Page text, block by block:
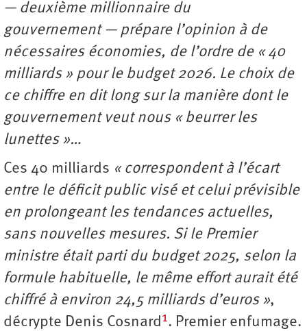
— deuxième millionnaire du
gouvernement — prépare l’opinion à de
nécessaires économies, de l’ordre de « 40
milliards » pour le budget 2026. Le choix de
ce chiffre en dit long sur la manière dont le
gouvernement veut nous « beurrer les
lunettes »…
Ces 40 milliards « correspondent à l’écart
entre le déficit public visé et celui prévisible
en prolongeant les tendances actuelles,
sans nouvelles mesures. Si le Premier
ministre était parti du budget 2025, selon la
formule habituelle, le même effort aurait été
chiffré à environ 24,5 milliards d’euros »,
décrypte Denis Cosnard1. Premier enfumage.